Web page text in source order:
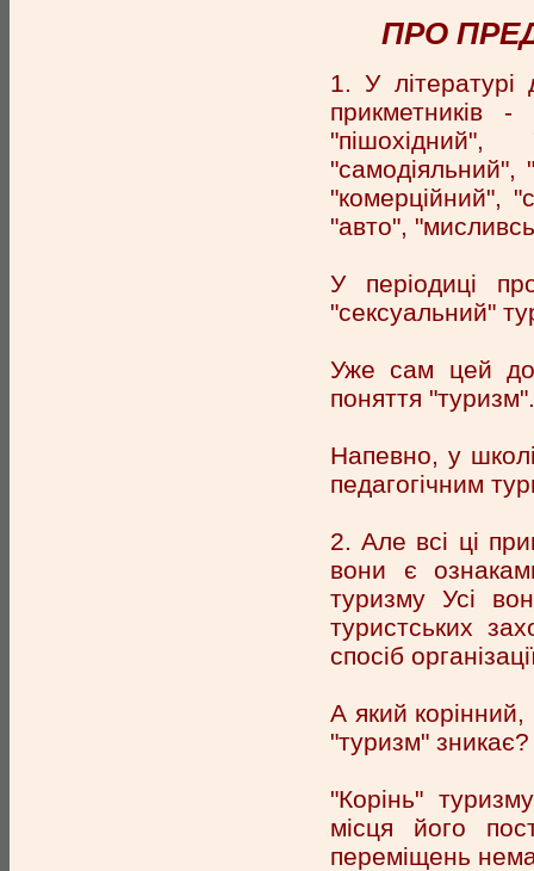
ПРО
1. У
прикметників -
"самодіяльний",
"комерційний",
"авто",
У періодиці
"сексуальний"
Уже сам цей
поняття
Напевно, у
педагогічним
2. Але всі ці
вони є
туризму Усі
туристських
спосіб
А який
"туризм" зникає?
"Корінь"
місця його
переміщень